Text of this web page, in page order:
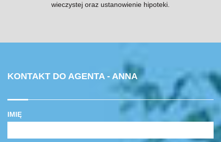
wieczystej oraz ustanowienie hipoteki.
KONTAKT DO AGENTA - ANNA
IMIĘ